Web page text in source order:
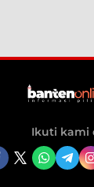
Ikuti kami